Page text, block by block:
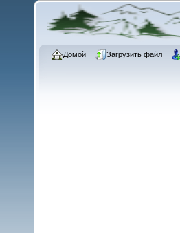
Домой Загрузить файл